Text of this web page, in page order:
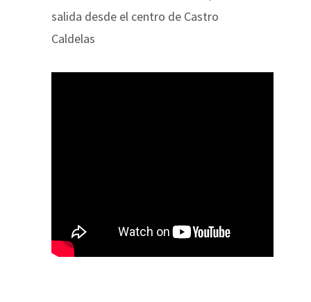
salida desde el centro de Castro
Caldelas